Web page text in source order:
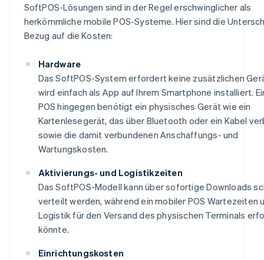
SoftPOS-Lösungen sind in der Regel erschwinglicher als
herkömmliche mobile POS-Systeme. Hier sind die
Bezug auf die Kosten:
Hardware
Das SoftPOS-System erfordert keine zusätzlichen
wird einfach als App auf Ihrem Smartphone installiert.
POS hingegen benötigt ein physisches Gerät wie ein
Kartenlesegerät, das über Bluetooth oder ein Kabel
sowie die damit verbundenen Anschaffungs- und
Wartungskosten.
Aktivierungs- und Logistikzeiten
Das SoftPOS-Modell kann über sofortige Downloads
verteilt werden, während ein mobiler POS Wartezeiten
Logistik für den Versand des physischen Terminals
könnte.
Einrichtungskosten